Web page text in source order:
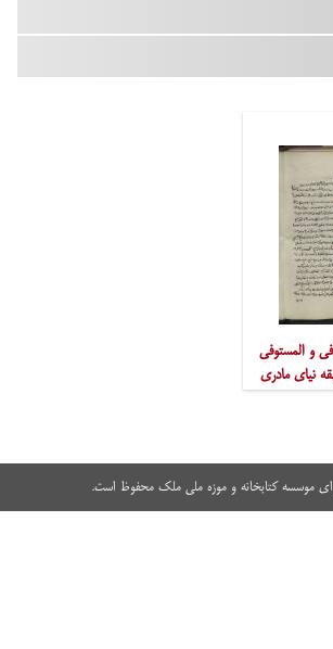
و المستوفی
نیای مادری
موسسه کتابخانه و موزه ملی ملک محفوظ است.